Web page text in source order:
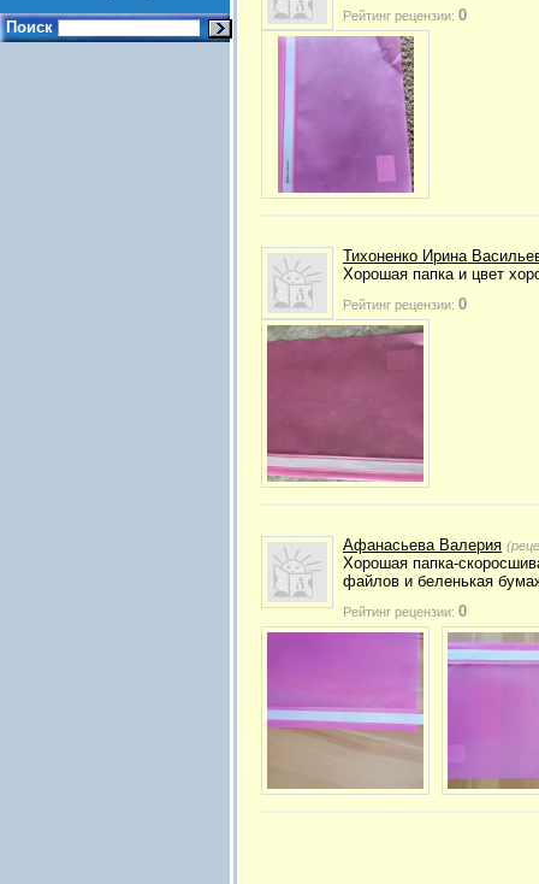
Поиск
Рейтинг рецензии: 0
Тихоненко Ирина
Хорошая папка и цвет
Рейтинг рецензии: 0
Афанасьева Валерия
Хорошая папка-
файлов и беленькая
Рейтинг рецензии: 0